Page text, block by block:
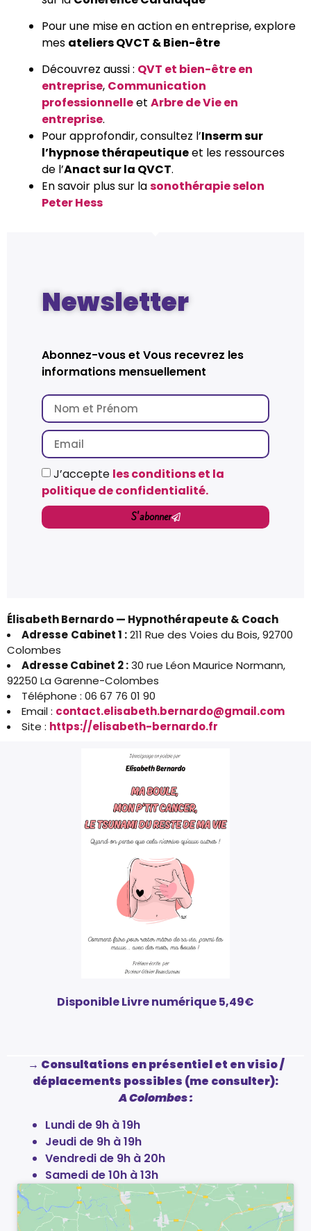
Pour une mise en action en entreprise, explore
mes ateliers QVCT & Bien-être
Découvrez aussi : QVT et bien-être en
entreprise, Communication
professionnelleet Arbre de Vie en
entreprise.
Pour approfondir, consultez l’Inserm sur
l’hypnose thérapeutiqueet les ressources
de l’Anact sur la QVCT.
En savoir plus sur lasonothérapie selon
Peter Hess
Newsletter
Abonnez-vous et Vous recevrez les
informations mensuellement
J’accepte les conditions et la
politique de confidentialité.
S'abonner
Élisabeth Bernardo — Hypnothérapeute & Coach
Adresse Cabinet 1 :211 Rue des Voies du Bois, 92700
Colombes
Adresse Cabinet 2 :30 rue Léon Maurice Normann,
92250 La Garenne-Colombes
Téléphone : 06 67 76 01 90
Email : contact.elisabeth.bernardo@gmail.com
Site : https://elisabeth-bernardo.fr
Disponible Livre numérique 5,49€
→ Consultations en présentiel et en visio /
déplacements possibles (me consulter):
A Colombes :
Lundi de 9h à 19h
Jeudi de 9h à 19h
Vendredi de 9h à 20h
Samedi de 10h à 13h